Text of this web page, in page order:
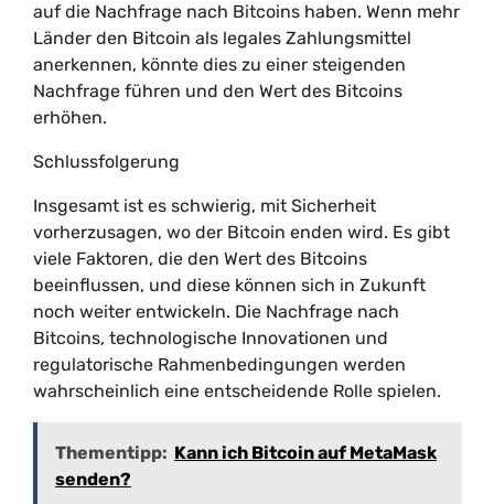
auf die Nachfrage nach Bitcoins haben. Wenn mehr
Länder den Bitcoin als legales Zahlungsmittel
anerkennen, könnte dies zu einer steigenden
Nachfrage führen und den Wert des Bitcoins
erhöhen.
Schlussfolgerung
Insgesamt ist es schwierig, mit Sicherheit
vorherzusagen, wo der Bitcoin enden wird. Es gibt
viele Faktoren, die den Wert des Bitcoins
beeinflussen, und diese können sich in Zukunft
noch weiter entwickeln. Die Nachfrage nach
Bitcoins, technologische Innovationen und
regulatorische Rahmenbedingungen werden
wahrscheinlich eine entscheidende Rolle spielen.
Thementipp: Kann ich Bitcoin auf MetaMask
senden?